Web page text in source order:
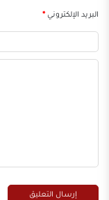
البريد الإلكتروني*